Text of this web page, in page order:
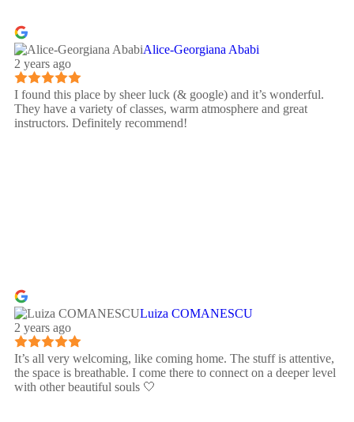
Alice-Georgiana Ababi
2 years ago
I found this place by sheer luck (& google) and it’s wonderful.
They have a variety of classes, warm atmosphere and great
instructors. Definitely recommend!
Luiza COMANESCU
2 years ago
It’s all very welcoming, like coming home. The stuff is attentive,
the space is breathable. I come there to connect on a deeper level
with other beautiful souls 🤍